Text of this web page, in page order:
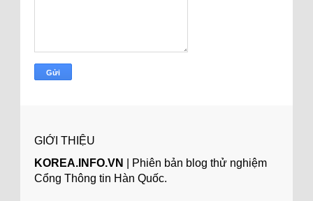
GIỚI THIỆU
KOREA.INFO.VN
| Phiên bản blog thử nghiệm
Cổng Thông tin Hàn Quốc.